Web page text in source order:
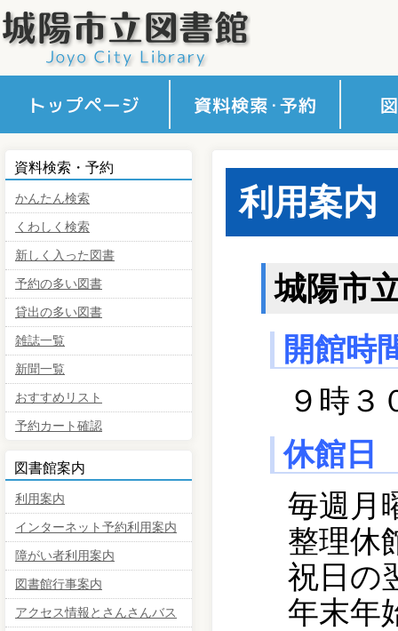
内
ス
利用案内
城陽市
開館時
９時３
休館日
毎週月
整理休
祝日の
年末年
資料検索・予約
かんたん検索
くわしく検索
新しく入った図書
予約の多い図書
貸出の多い図書
雑誌一覧
新聞一覧
おすすめリスト
予約カート確認
図書館案内
利用案内
インターネット予約利用案内
障がい者利用案内
図書館行事案内
アクセス情報とさんさんバス